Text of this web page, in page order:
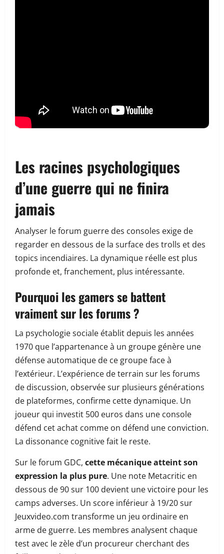
Les racines psychologiques
d’une guerre qui ne finira
jamais
Analyser le forum guerre des consoles exige de
regarder en dessous de la surface des trolls et des
topics incendiaires. La dynamique réelle est plus
profonde et, franchement, plus intéressante.
Pourquoi les gamers se battent
vraiment sur les forums ?
La psychologie sociale établit depuis les années
1970 que l’appartenance à un groupe génère une
défense automatique de ce groupe face à
l’extérieur. L’expérience de terrain sur les forums
de discussion, observée sur plusieurs générations
de plateformes, confirme cette dynamique. Un
joueur qui investit 500 euros dans une console
défend cet achat comme on défend une conviction.
La dissonance cognitive fait le reste.
Sur le forum GDC, cette mécanique atteint son
expression la plus pure. Une note Metacritic en
dessous de 90 sur 100 devient une victoire pour les
camps adverses. Un score inférieur à 19/20 sur
Jeuxvideo.com transforme un jeu ordinaire en
arme de guerre. Les membres analysent chaque
test avec le zèle d’un procureur cherchant des